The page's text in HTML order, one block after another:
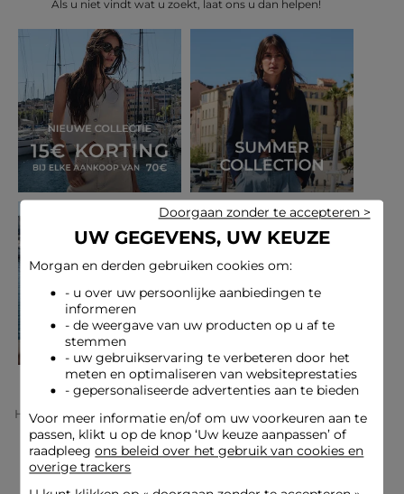
Als u niet vindt wat u zoekt, laat ons u dan helpen!
Home Het Merk Femme Trends Blue Mood
UW GEGEVENS, UW KEUZE
Morgan en derden gebruiken cookies om:
- u over uw persoonlijke aanbiedingen te
informeren
- de weergave van uw producten op u af te
stemmen
- uw gebruikservaring te verbeteren door het
meten en optimaliseren van websiteprestaties
- gepersonaliseerde advertenties aan te bieden
Voor meer informatie en/of om uw voorkeuren aan te
passen, klikt u op de knop ‘Uw keuze aanpassen’ of
raadpleegons beleid over het gebruik van cookies en
overige trackers
Doorgaan zonder te accepteren >